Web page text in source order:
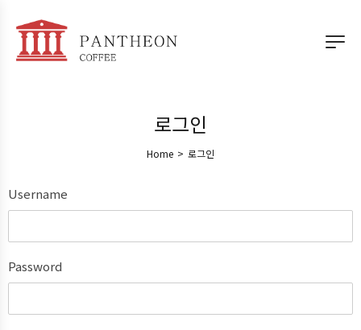
로그인
Home > 로그인
Username
Password